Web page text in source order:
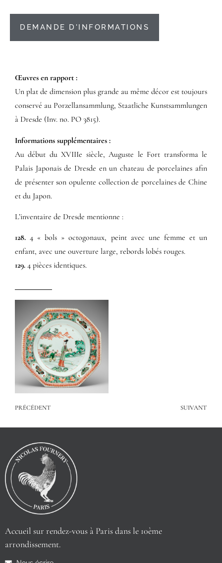
DEMANDE D'INFORMATIONS
Œuvres en rapport :​
Un plat de dimension plus grande au même décor est toujours
conservé au Porzellansammlung, Staatliche Kunstsammlungen
à Dresde (Inv. no. PO 3815).
Informations supplémentaires​ :​
Au début du XVIIIe siècle, Auguste le Fort transforma le
Palais Japonais de Dresde en un chateau de porcelaines afin
de présenter son opulente collection de porcelaines de Chine
et du Japon.
L’inventaire de Dresde mentionne :
128. 4 « bols » octogonaux, peint avec une femme et un
enfant, avec une ouverture large, rebords lobés rouges.
129. 4 pièces identiques.
PRÉCÉDENT SUIVANT
Accueil sur rendez-vous à Paris dans le 10ème
arrondissement.